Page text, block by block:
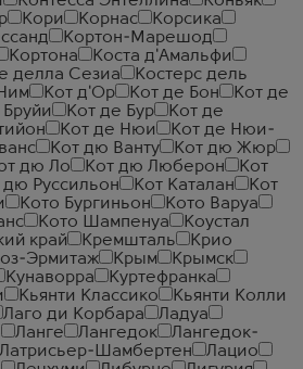
Кори Корнас
Корсика
Кортон-Марешод
Кортона
Коста д'Амальфи
делла Сезиа
Костерс дель
Кот д'Ор Кот де Бон
Кот де
Кот де Бур
Кот де
Кот де Нюи
Кот де Нюи-
Кот дю Ванту
Кот дю Жюр
дю Ло Кот дю Люберон
Кот
дю Руссильон Кот Каталан
Кот
Кото Бургиньон
Кото Варуа
Кото Шампенуа
Коустал
край Кремшталь
Крио
Эрмитаж Крым
Крымск
Кунаворра
Куртефранка
Кьянти Классико
Кьянти Колли
Лаго ди Корбара
Ладуа
Ланге Лангедок
Лангедок-
Латрисьер-Шамбертен
Лацио